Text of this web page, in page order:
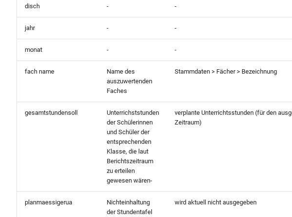
disch - -
jahr - -
monat - -
fach name
Name des
auszuwertenden
Faches
Stammdaten > Fächer > Bezeichnung
gesamtstundensoll
Unterrichststunden
der Schülerinnen
und Schüler der
entsprechenden
Klasse, die laut
Berichtszeitraum
zu erteilen
gewesen wären-
verplante Unterrichtsstunden (für den
Zeitraum)
planmaessigerua
Nichteinhaltung
der Stundentafel
wird aktuell nicht ausgegeben